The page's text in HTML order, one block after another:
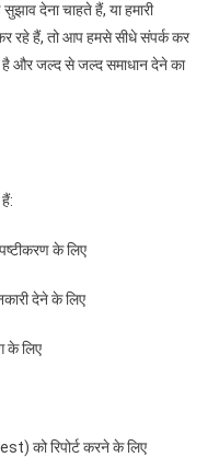
देना चाहते हैं, या हमारी
रहे हैं, तो आप हमसे सीधे संपर्क कर
है और जल्द से जल्द समाधान देने का
के लिए
देने के लिए
के लिए
को रिपोर्ट करने के लिए